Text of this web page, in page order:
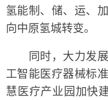
氢能制、储、运、
向中原氢城转变。
同时，大力发展
工智能医疗器械标
慧医疗产业园加快